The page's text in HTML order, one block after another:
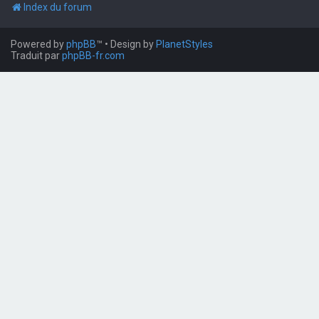
Index du forum
Powered byphpBB™ • Design by PlanetStyles
Traduit parphpBB-fr.com